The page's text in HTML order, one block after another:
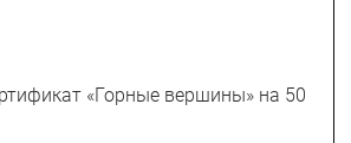
«Горные вершины» на 50